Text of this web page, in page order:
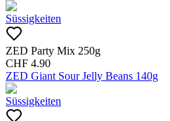
Süssigkeiten
ZED Party Mix 250g
CHF 4.90
ZED Giant Sour Jelly Beans 140g
Süssigkeiten